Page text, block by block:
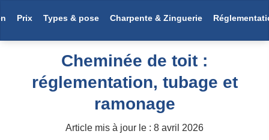
Prix Types & pose Charpente & Zinguerie
Cheminée de toit :
réglementation, tubage et
ramonage
Article mis à jour le : 8 avril 2026